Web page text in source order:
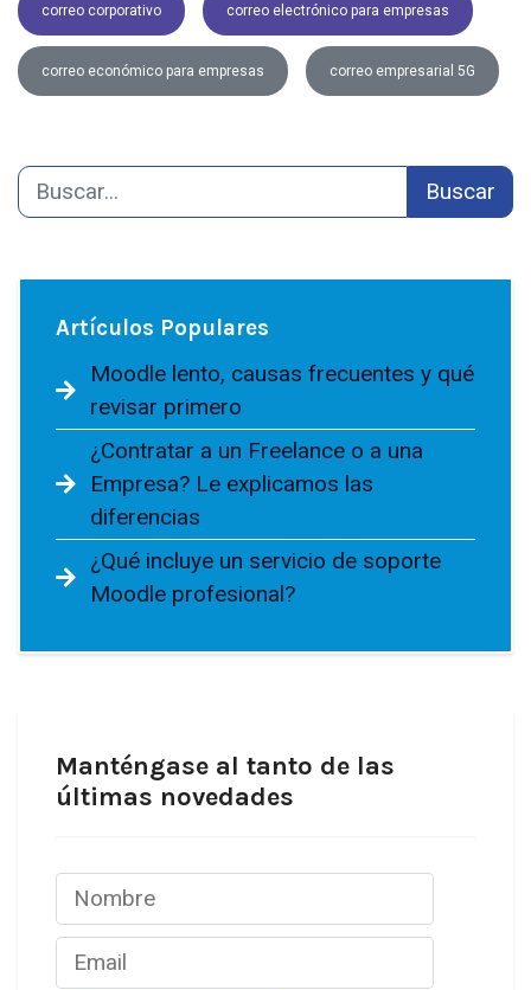
correo corporativo correo electrónico para empresas
correo económico para empresas correo empresarial 5G
Buscar
Artículos Populares
Moodle lento, causas frecuentes y qué
revisar primero
¿Contratar a un Freelance o a una
Empresa? Le explicamos las
diferencias
¿Qué incluye un servicio de soporte
Moodle profesional?
Manténgase al tanto de las
últimas novedades